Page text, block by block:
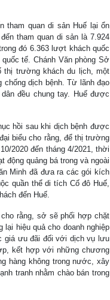
tham quan di sản Huế lại ổn
tham quan di sản là 7.924
đó 6.363 lượt khách quốc
tế. Chánh Văn phòng Sở
thị trường khách du lịch, một
chống dịch bệnh. Từ lãnh đạo
đều chung tay. Huế được
hồi sau khi dịch bệnh được
biểu cho rằng, để thị trường
2020 đến tháng 4/2021, thời
động quảng bá trong và ngoài
Minh đã đưa ra các gói kích
quần thể di tích Cố đô Huế,
đến Huế.
rằng, sở sẽ phối hợp chặt
hiệu quả cho doanh nghiệp
giá ưu đãi đối với dịch vụ lưu
kết hợp với những chương
hàng không trong nước, xây
tranh nhằm chào bán trong